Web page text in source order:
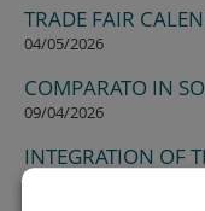
TRADE FAIR
04/05/2026
COMPARATO IN
09/04/2026
INTEGRATION OF